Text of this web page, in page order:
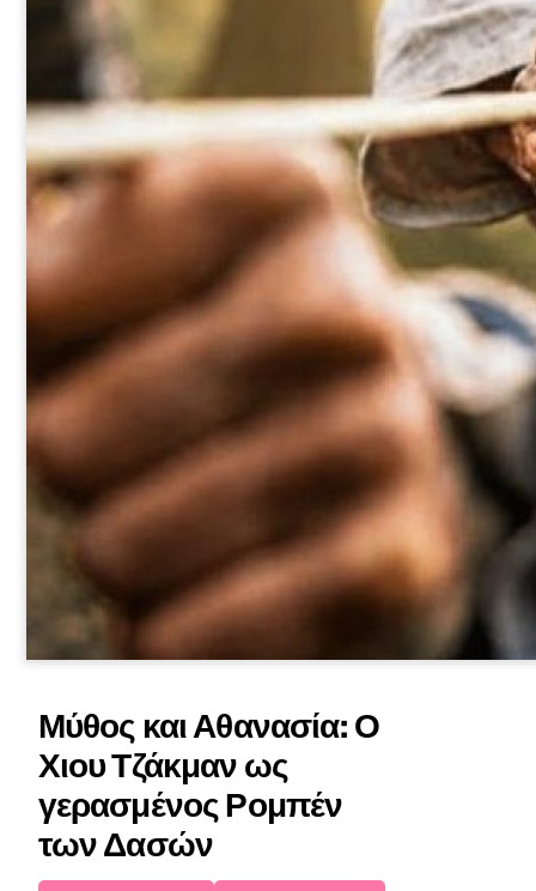
Μύθος και Αθανασία: Ο
Χιου Τζάκμαν ως
γερασμένος Ρομπέν
των Δασών